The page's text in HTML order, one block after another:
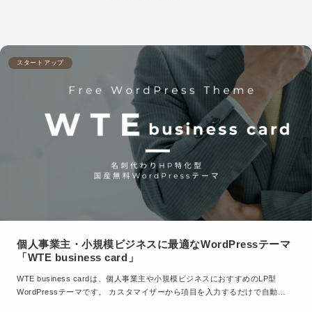
スタートアップ
個人事業主・小規模ビジネスに最適なWordPressテーマ
「WTE business card」
WTE business cardは、個人事業主や小規模ビジネスにおすすめのLP型
WordPressテーマです。 カスタマイザーから項目を入力するだけで自動…